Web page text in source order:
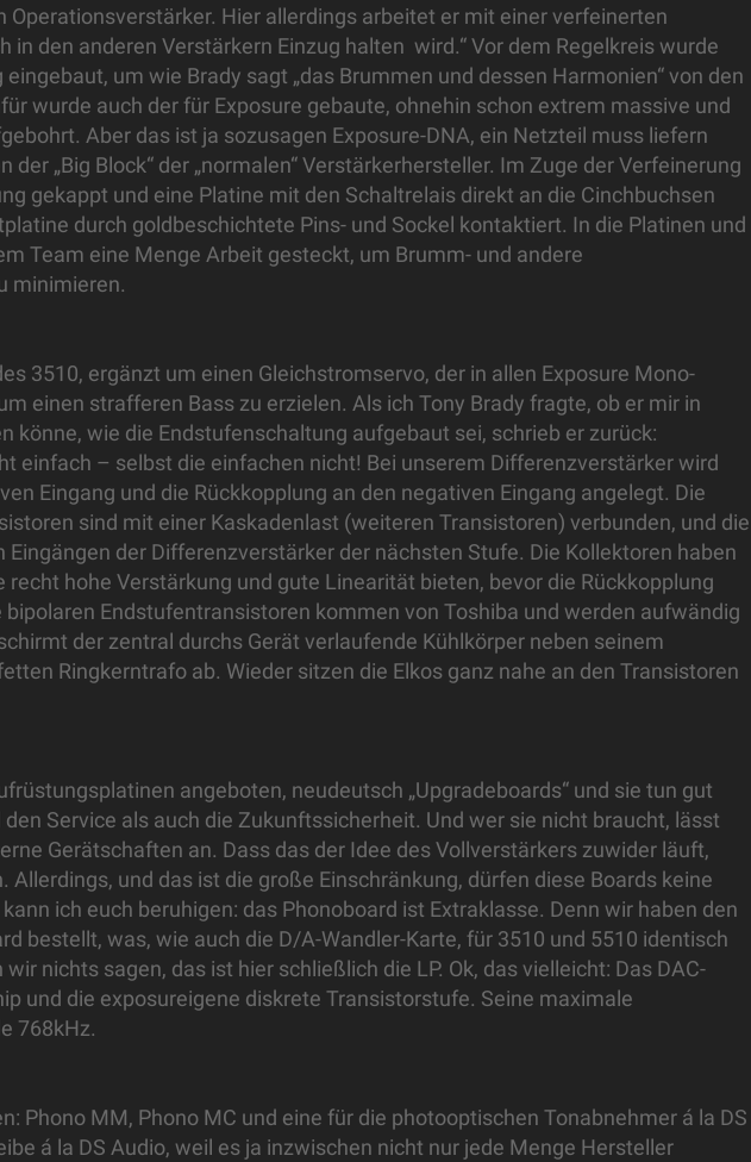
Operationsverstärker. Hier allerdings arbeitet er mit einer verfeinerten
in den anderen Verstärkern Einzug halten wird.“ Vor dem Regelkreis wurde
um wie Brady sagt „das Brummen und dessen Harmonien“ von den
wurde auch der für Exposure gebaute, ohnehin schon extrem massive und
Aber das ist ja sozusagen Exposure-DNA, ein Netzteil muss liefern
„Big Block“ der „normalen“ Verstärkerhersteller. Im Zuge der Verfeinerung
gekappt und eine Platine mit den Schaltrelais direkt an die Cinchbuchsen
durch goldbeschichtete Pins- und Sockel kontaktiert. In die Platinen und
Team eine Menge Arbeit gesteckt, um Brumm- und andere
minimieren.
3510, ergänzt um einen Gleichstromservo, der in allen Exposure Mono-
einen strafferen Bass zu erzielen. Als ich Tony Brady fragte, ob er mir in
könne, wie die Endstufenschaltung aufgebaut sei, schrieb er zurück:
einfach – selbst die einfachen nicht! Bei unserem Differenzverstärker wird
Eingang und die Rückkopplung an den negativen Eingang angelegt. Die
sind mit einer Kaskadenlast (weiteren Transistoren) verbunden, und die
Eingängen der Differenzverstärker der nächsten Stufe. Die Kollektoren haben
recht hohe Verstärkung und gute Linearität bieten, bevor die Rückkopplung
bipolaren Endstufentransistoren kommen von Toshiba und werden aufwändig
der zentral durchs Gerät verlaufende Kühlkörper neben seinem
Ringkerntrafo ab. Wieder sitzen die Elkos ganz nahe an den Transistoren
angeboten, neudeutsch „Upgradeboards“ und sie tun gut
Service als auch die Zukunftssicherheit. Und wer sie nicht braucht, lässt
Gerätschaften an. Dass das der Idee des Vollverstärkers zuwider läuft,
Allerdings, und das ist die große Einschränkung, dürfen diese Boards keine
ich euch beruhigen: das Phonoboard ist Extraklasse. Denn wir haben den
bestellt, was, wie auch die D/A-Wandler-Karte, für 3510 und 5510 identisch
nichts sagen, das ist hier schließlich die LP. Ok, das vielleicht: Das DAC-
und die exposureigene diskrete Transistorstufe. Seine maximale
768kHz.
Phono MM, Phono MC und eine für die photooptischen Tonabnehmer á la DS
á la DS Audio, weil es ja inzwischen nicht nur jede Menge Hersteller